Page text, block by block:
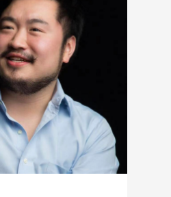
协作及项目管理经
育与职业发展的双重
学生更清晰地规划未
作外，Justin曾在肯
个国家参与支教项
区修建教学设施，并
文化课程和体育课
教育能够改变人生，
生成长充满热情。凭
经历及曾担任宿舍管
不仅关注学生的学术
立能力、责任感及综
助学生在学业与生